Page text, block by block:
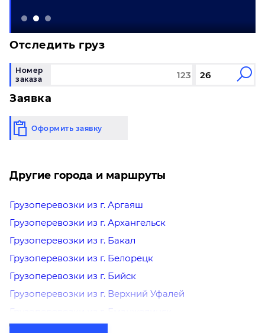
Отследить груз
Номер
заказа
Заявка
Оформить заявку
Другие города и маршруты
Грузоперевозки из г. Аргаяш
Грузоперевозки из г. Архангельск
Грузоперевозки из г. Бакал
Грузоперевозки из г. Белорецк
Грузоперевозки из г. Бийск
Грузоперевозки из г. Верхний Уфалей
Грузоперевозки из г. Еманжелинск
Грузоперевозки из г. Еткуль